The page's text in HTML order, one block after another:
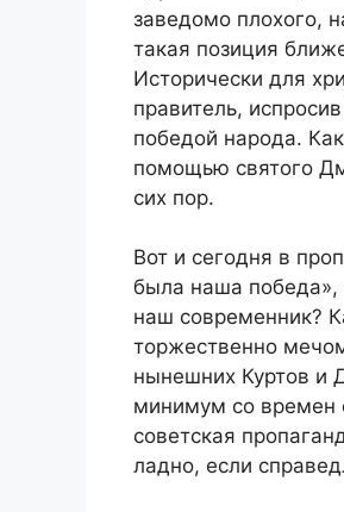
заведомо плохого,
такая позиция
Исторически для
правитель,
победой народа.
помощью святого
сих пор.
Вот и сегодня в
была наша
наш современник?
торжественно
нынешних Куртов и
минимум со времен
советская
ладно, если